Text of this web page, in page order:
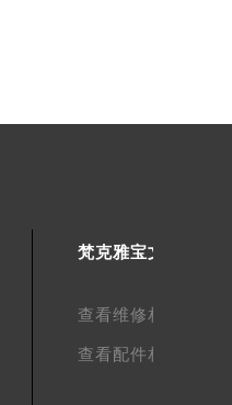
梵克雅宝文章库
查看维修相关文章
查看配件相关文章